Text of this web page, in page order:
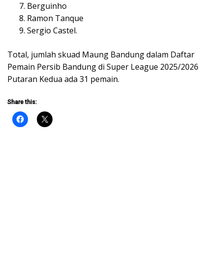
Berguinho
Ramon Tanque
Sergio Castel.
Total, jumlah skuad Maung Bandung dalam Daftar
Pemain Persib Bandung di Super League 2025/2026
Putaran Kedua ada 31 pemain.
Share this: